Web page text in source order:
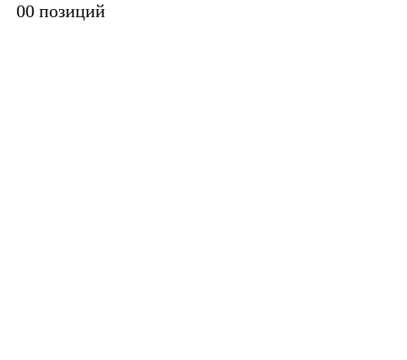
00 позиций